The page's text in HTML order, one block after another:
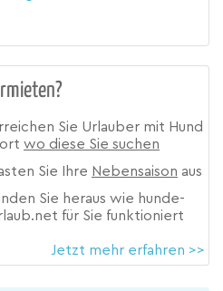
Sie Urlauber mit Hund
wo diese Sie suchen
Sie Ihre Nebensaison aus
Sie heraus wie hunde-
für Sie funktioniert
Jetzt mehr erfahren >>